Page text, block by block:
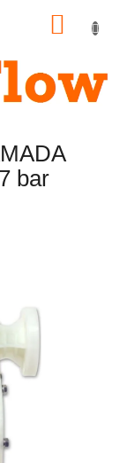
bar